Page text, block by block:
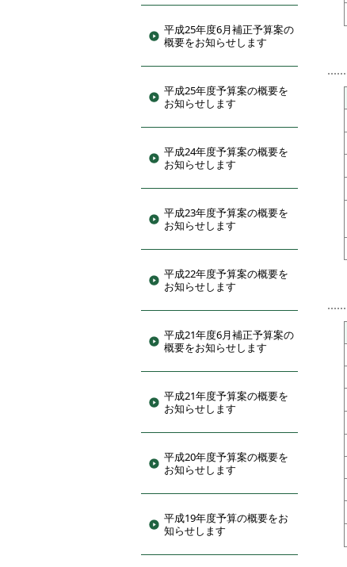
平成25年度6月補正予算案の
概要をお知らせします
平成25年度予算案の概要を
お知らせします
平成24年度予算案の概要を
お知らせします
平成23年度予算案の概要を
お知らせします
平成22年度予算案の概要を
お知らせします
平成21年度6月補正予算案の
概要をお知らせします
平成21年度予算案の概要を
お知らせします
平成20年度予算案の概要を
お知らせします
平成19年度予算の概要をお
知らせします